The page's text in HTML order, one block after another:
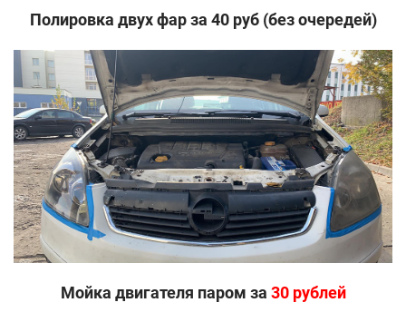
Полировка двух фар за 40 руб (без очередей)
Мойка двигателя паром за 30 рублей